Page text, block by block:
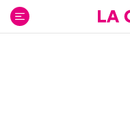
contenido